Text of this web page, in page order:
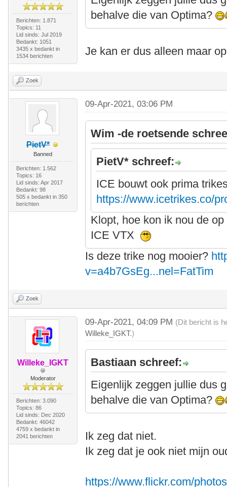
Berichten: 1.871
Topics: 11
Lid sinds: Jul 2019
Bedankt: 1051
3435 x bedankt in
1534 berichten
behalve die van Optima?
Je kan er dus alleen maar
Zoek
PietV*
Banned
Berichten: 1.562
Topics: 16
Lid sinds: Apr 2017
Bedankt: 98
505 x bedankt in 350
berichten
09-Apr-2021, 03:06 PM
Wim -de roetsende
PietV* schreef:
ICE bouwt ook prima
https://www.icetrikes.co/
Klopt, hoe kon ik nou de
ICE VTX
Is deze trike nog mooier?
v=a4b7GsEg...nel=FatTim
Zoek
Willeke_IGKT
Moderator
Berichten: 3.090
Topics: 86
Lid sinds: Dec 2020
Bedankt: 46042
4759 x bedankt in
2041 berichten
09-Apr-2021, 04:09 PM (Dit bericht is
Willeke_IGKT.)
Bastiaan schreef:
Eigenlijk zeggen jullie dus
behalve die van Optima?
Ik zeg dat niet.
Ik zeg dat je ook niet mijn
https://www.flickr.com/